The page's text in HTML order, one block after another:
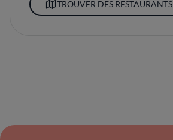
TROUVER DES RESTAURANTS